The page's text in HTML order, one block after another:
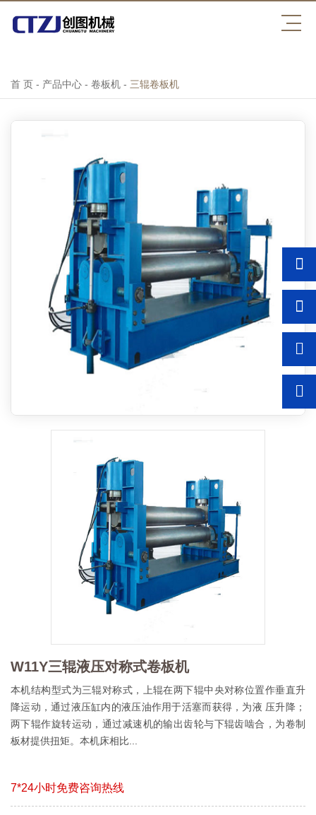
开云官方注册
首 页 - 产品中心 - 卷板机 - 三辊卷板机
W11Y三辊液压对称式卷板机
本机结构型式为三辊对称式，上辊在两下辊中央对称位置作垂直升
降运动，通过液压缸内的液压油作用于活塞而获得，为液 压升降；
两下辊作旋转运动，通过减速机的输出齿轮与下辊齿啮合，为卷制
板材提供扭矩。本机床相比...
7*24小时免费咨询热线